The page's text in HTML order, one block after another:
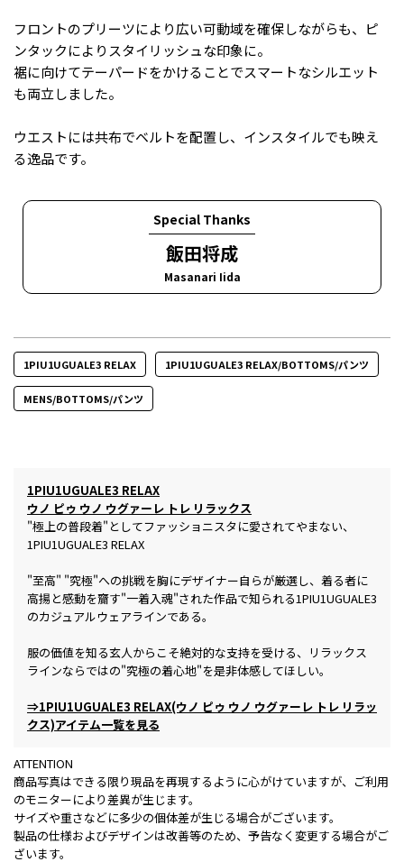
フロントのプリーツにより広い可動域を確保しながらも、ピ
ンタックによりスタイリッシュな印象に。
裾に向けてテーパードをかけることでスマートなシルエット
も両立しました。
ウエストには共布でベルトを配置し、インスタイルでも映え
る逸品です。
Special Thanks
飯田将成
Masanari Iida
1PIU1UGUALE3 RELAX 1PIU1UGUALE3 RELAX/BOTTOMS/パンツ
MENS/BOTTOMS/パンツ
1PIU1UGUALE3 RELAX
ウノ ピゥ ウノ ウグァーレ トレ リラックス
"極上の普段着"としてファッショニスタに愛されてやまない、
1PIU1UGUALE3 RELAX
"至高" "究極"への挑戦を胸にデザイナー自らが厳選し、着る者に
高揚と感動を齎す"一着入魂"された作品で知られる1PIU1UGUALE3
のカジュアルウェアラインである。
服の価値を知る玄人からこそ絶対的な支持を受ける、リラックス
ラインならではの"究極の着心地"を是非体感してほしい。
⇒1PIU1UGUALE3 RELAX(ウノ ピゥ ウノ ウグァーレ トレ リラッ
クス)アイテム一覧を見る
ATTENTION
商品写真はできる限り現品を再現するように心がけていますが、ご利用
のモニターにより差異が生じます。
サイズや重さなどに多少の個体差が生じる場合がございます。
製品の仕様およびデザインは改善等のため、予告なく変更する場合がご
ざいます。